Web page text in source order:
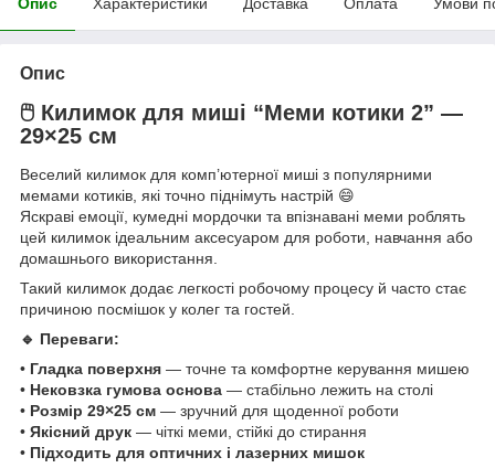
Опис
🖱️ Килимок для миші “Меми котики 2” —
29×25 см
Веселий килимок для комп’ютерної миші з популярними
мемами котиків, які точно піднімуть настрій 😄
Яскраві емоції, кумедні мордочки та впізнавані меми роблять
цей килимок ідеальним аксесуаром для роботи, навчання або
домашнього використання.
Такий килимок додає легкості робочому процесу й часто стає
причиною посмішок у колег та гостей.
🔹 Переваги:
• Гладка поверхня — точне та комфортне керування мишею
• Нековзка гумова основа — стабільно лежить на столі
• Розмір 29×25 см — зручний для щоденної роботи
• Якісний друк — чіткі меми, стійкі до стирання
• Підходить для оптичних і лазерних мишок